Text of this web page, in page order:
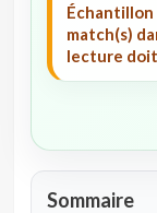
Échantillon
match(s)
lecture
Sommaire